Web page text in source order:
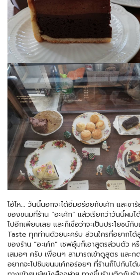
โอ้โห... วันนี้นอกจะได้อิ่มอร่อยกับเค้ก และช
ของขนมที่ร้าน “อะเค้ก” แล้วเรียกว่าวันนี้ผม
ไปอีกเพียบเลย และก็เชื่อว่าจะเป็นประโยชน์
Taste ทุกท่านด้วยนะครับ ส่วนใครที่อยากไ
ของร้าน “อะเค้ก” เชฟอุ๋มก็เอาสูตรส่วนตัว ห
เสมอๆ ครับ เพื่อนๆ สามารถเข้าดูสูตร และ
อยากจะไปชิมขนมเค้กอร่อยๆ ที่ร้านก็ไปกันไ